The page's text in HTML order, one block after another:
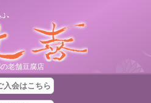
老舗豆腐店
入会はこちら